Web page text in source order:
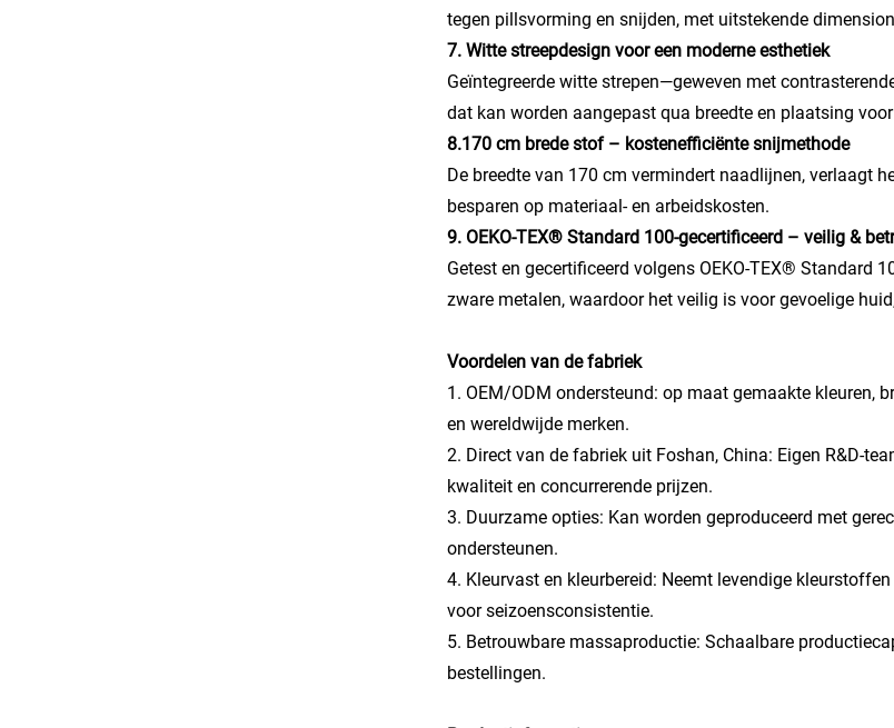
tegen pillsvorming en snijden, met uitstekende
7. Witte streepdesign voor een moderne esthetiek
Geïntegreerde witte strepen—geweven met
dat kan worden aangepast qua breedte en plaatsing voor
8.170 cm brede stof – kostenefficiënte snijmethode
De breedte van 170 cm vermindert naadlijnen, verlaagt
besparen op materiaal- en arbeidskosten.
9. OEKO-TEX® Standard 100-gecertificeerd – veilig &
Getest en gecertificeerd volgens OEKO-TEX® Standard
zware metalen, waardoor het veilig is voor gevoelige
Voordelen van de fabriek
1. OEM/ODM ondersteund: op maat gemaakte kleuren,
en wereldwijde merken.
2. Direct van de fabriek uit Foshan, China: Eigen R&D-
kwaliteit en concurrerende prijzen.
3. Duurzame opties: Kan worden geproduceerd met
ondersteunen.
4. Kleurvast en kleurbereid: Neemt levendige
voor seizoensconsistentie.
5. Betrouwbare massaproductie: Schaalbare
bestellingen.